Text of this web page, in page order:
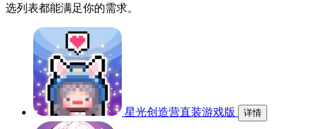
选列表都能满足你的需求。
星光创造营直装游戏版 详情